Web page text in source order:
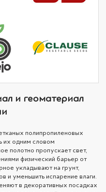
и геоматериал
полипропиленовых
их одним словом
полотно пропускает свет,
физический барьер от
укладывают на грунт,
и уменьшить испарение влаги.
в декоративных посадках